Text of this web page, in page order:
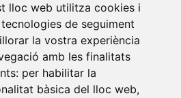
lloc web utilitza cookies i
de seguiment
la vostra experiència
amb les finalitats
per habilitar la
bàsica del lloc web,
dades per a enviar-vos
actes i activitats que